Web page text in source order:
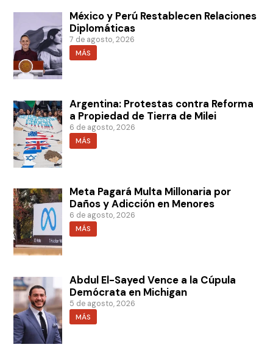
México y Perú Restablecen Relaciones
Diplomáticas
7 de agosto, 2026
MÁS
Argentina: Protestas contra Reforma
a Propiedad de Tierra de Milei
6 de agosto, 2026
MÁS
Meta Pagará Multa Millonaria por
Daños y Adicción en Menores
6 de agosto, 2026
MÁS
Abdul El-Sayed Vence a la Cúpula
Demócrata en Michigan
5 de agosto, 2026
MÁS